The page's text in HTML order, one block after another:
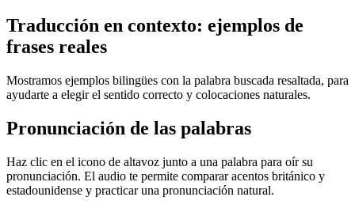
Traducción en contexto: ejemplos de
frases reales
Mostramos ejemplos bilingües con la palabra buscada resaltada, para
ayudarte a elegir el sentido correcto y colocaciones naturales.
Pronunciación de las palabras
Haz clic en el icono de altavoz junto a una palabra para oír su
pronunciación. El audio te permite comparar acentos británico y
estadounidense y practicar una pronunciación natural.